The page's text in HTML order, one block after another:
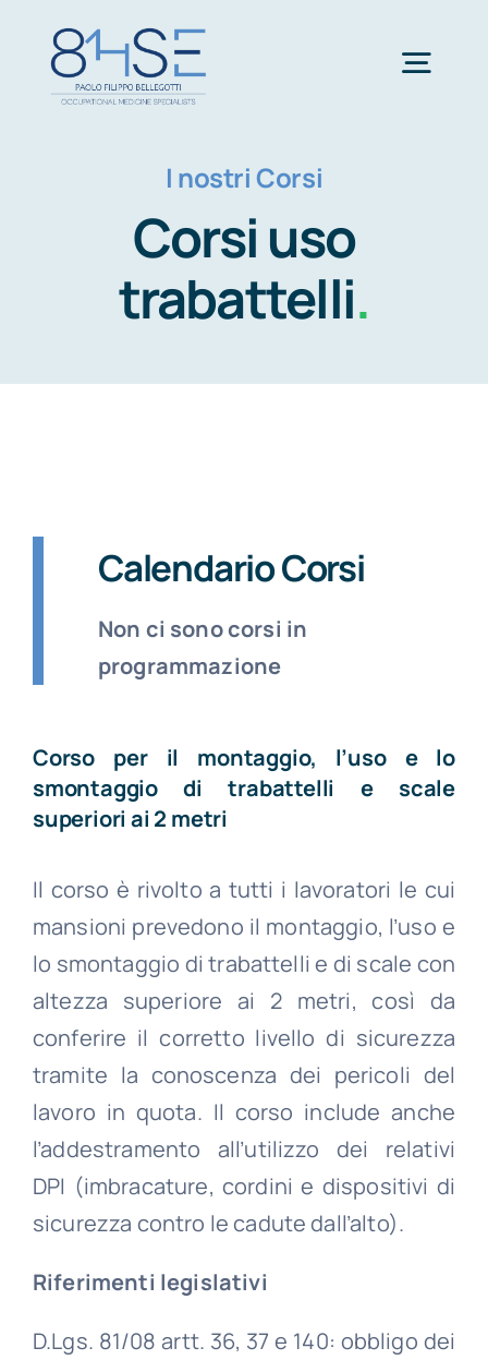
contenuto
Chi siamo
Medicina
Sicurezza
I nostri Corsi
Corsi uso
trabattelli.
Calendario Corsi
Non ci sono corsi in
programmazione
Corso per il montaggio, l’uso e lo
smontaggio di trabattelli e scale
superiori ai 2 metri
Il corso è rivolto a tutti i lavoratori le cui
mansioni prevedono il montaggio, l’uso e
lo smontaggio di trabattelli e di scale con
altezza superiore ai 2 metri, così da
conferire il corretto livello di sicurezza
tramite la conoscenza dei pericoli del
lavoro in quota. Il corso include anche
l’addestramento all’utilizzo dei relativi
DPI (imbracature, cordini e dispositivi di
sicurezza contro le cadute dall’alto).
Riferimenti legislativi
D.Lgs. 81/08 artt. 36, 37 e 140: obbligo dei